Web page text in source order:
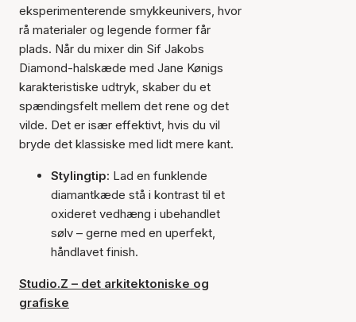
eksperimenterende smykkeunivers, hvor
rå materialer og legende former får
plads. Når du mixer din Sif Jakobs
Diamond-halskæde med Jane Kønigs
karakteristiske udtryk, skaber du et
spændingsfelt mellem det rene og det
vilde. Det er især effektivt, hvis du vil
bryde det klassiske med lidt mere kant.
Stylingtip: Lad en funklende
diamantkæde stå i kontrast til et
oxideret vedhæng i ubehandlet
sølv – gerne med en uperfekt,
håndlavet finish.
Studio.Z – det arkitektoniske og
grafiske